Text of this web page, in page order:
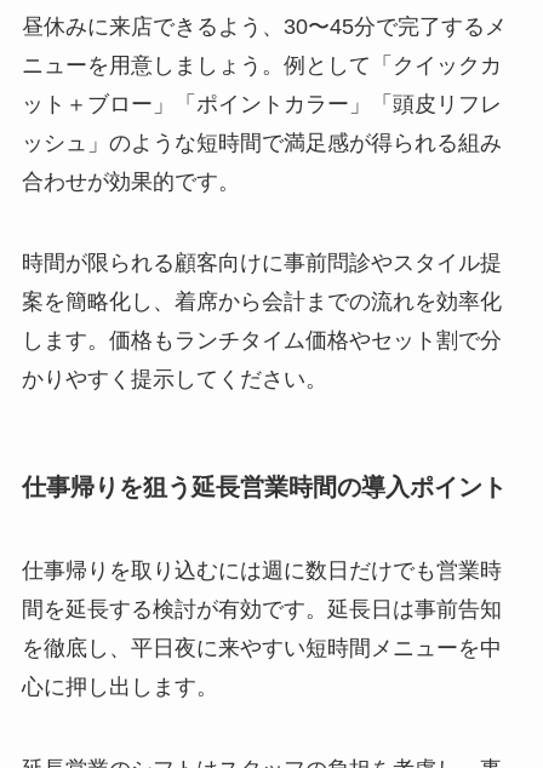
昼休みに来店できるよう、30〜45分で完了するメ
ニューを用意しましょう。例として「クイックカ
ット＋ブロー」「ポイントカラー」「頭皮リフレ
ッシュ」のような短時間で満足感が得られる組み
合わせが効果的です。
時間が限られる顧客向けに事前問診やスタイル提
案を簡略化し、着席から会計までの流れを効率化
します。価格もランチタイム価格やセット割で分
かりやすく提示してください。
仕事帰りを狙う延長営業時間の導入ポイント
仕事帰りを取り込むには週に数日だけでも営業時
間を延長する検討が有効です。延長日は事前告知
を徹底し、平日夜に来やすい短時間メニューを中
心に押し出します。